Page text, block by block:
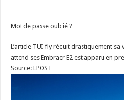
Mot de passe oublié ?
L’article TUI fly réduit drastiquement
attend ses Embraer E2 est apparu en
Source: LPOST